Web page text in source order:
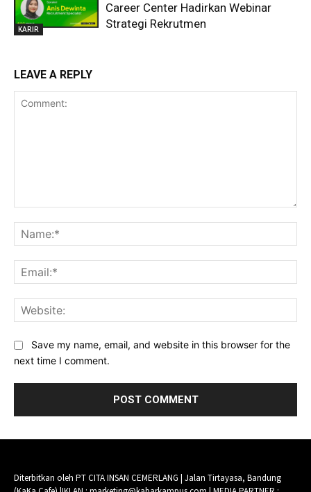
KARIR
Career Center Hadirkan Webinar
Strategi Rekrutmen
LEAVE A REPLY
Save my name, email, and website in this browser for the
next time I comment.
Diterbitkan oleh PT CITA INSAN CEMERLANG | Jalan Tirtayasa, Bandung